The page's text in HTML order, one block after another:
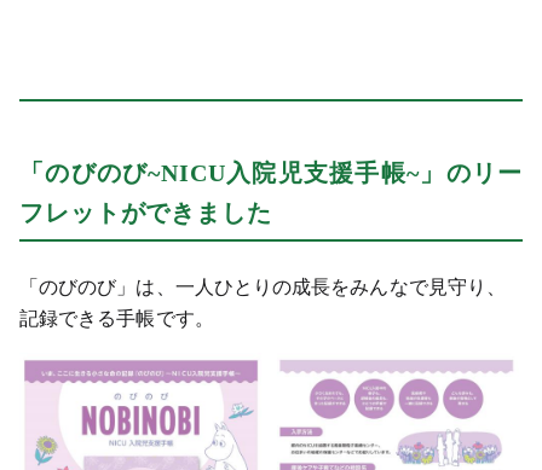
「のびのび~NICU入院児支援手帳~」のリー
フレットができました
「のびのび」は、一人ひとりの成長をみんなで見守り、
記録できる手帳です。